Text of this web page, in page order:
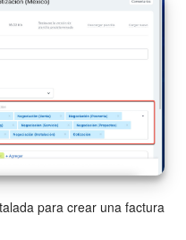
para crear una factura